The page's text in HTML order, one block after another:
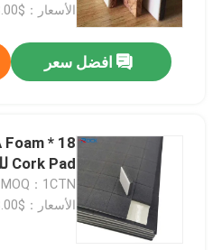
الأسعار：$53.00/cartons 1-9 cartons
افضل سعر
Cork Pad للزجاج المعزول
MOQ：1CTN
الأسعار：$53.00/cartons 1-9 cartons